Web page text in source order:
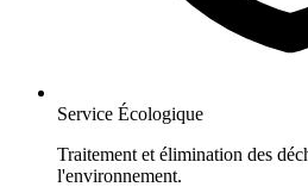
Service Écologique
Traitement et élimination des
l'environnement.